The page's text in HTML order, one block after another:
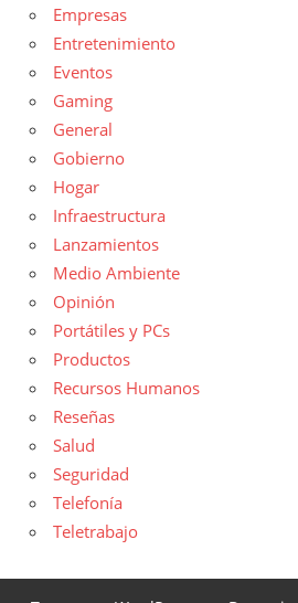
Empresas
Entretenimiento
Eventos
Gaming
General
Gobierno
Hogar
Infraestructura
Lanzamientos
Medio Ambiente
Opinión
Portátiles y PCs
Productos
Recursos Humanos
Reseñas
Salud
Seguridad
Telefonía
Teletrabajo